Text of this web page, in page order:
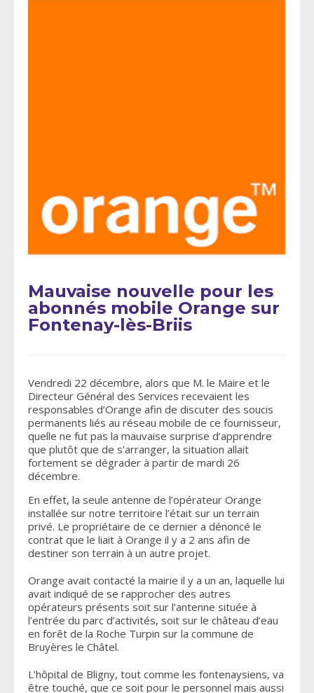
Mauvaise nouvelle pour les
abonnés mobile Orange sur
Fontenay-lès-Briis
Vendredi 22 décembre, alors que M. le Maire et le
Directeur Général des Services recevaient les
responsables d’Orange afin de discuter des soucis
permanents liés au réseau mobile de ce fournisseur,
quelle ne fut pas la mauvaise surprise d’apprendre
que plutôt que de s’arranger, la situation allait
fortement se dégrader à partir de mardi 26
décembre.
En effet, la seule antenne de l’opérateur Orange
installée sur notre territoire l’était sur un terrain
privé. Le propriétaire de ce dernier a dénoncé le
contrat que le liait à Orange il y a 2 ans afin de
destiner son terrain à un autre projet.
Orange avait contacté la mairie il y a un an, laquelle lui
avait indiqué de se rapprocher des autres
opérateurs présents soit sur l’antenne située à
l’entrée du parc d’activités, soit sur le château d’eau
en forêt de la Roche Turpin sur la commune de
Bruyères le Châtel.
L’hôpital de Bligny, tout comme les fontenaysiens, va
être touché, que ce soit pour le personnel mais aussi